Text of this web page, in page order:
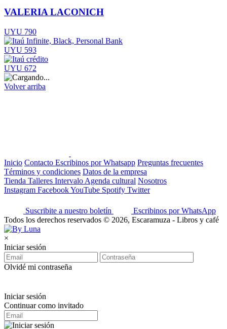
VALERIA LACONICH
UYU 790
UYU 593
UYU 672
Volver arriba
Inicio Contacto Escribinos por Whatsapp Preguntas frecuentes
Términos y condiciones Datos de la empresa
Tienda Talleres Intervalo Agenda cultural Nosotros
Instagram FacebookYouTube Spotify Twitter
Suscribite a nuestro boletín
Escribinos por WhatsApp
Todos los derechos reservados © 2026, Escaramuza - Libros y café
×
Iniciar sesión
Olvidé mi contraseña
Iniciar sesión
Continuar como invitado